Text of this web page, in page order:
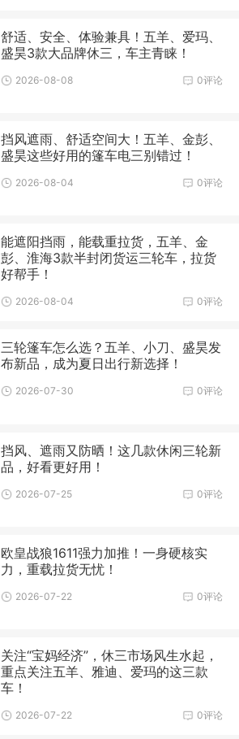
舒适、安全、体验兼具！五羊、爱玛、
盛昊3款大品牌休三，车主青睐！
0评论
2026-08-08
挡风遮雨、舒适空间大！五羊、金彭、
盛昊这些好用的篷车电三别错过！
0评论
2026-08-04
能遮阳挡雨，能载重拉货，五羊、金
彭、淮海3款半封闭货运三轮车，拉货
好帮手！
0评论
2026-08-04
三轮篷车怎么选？五羊、小刀、盛昊发
布新品，成为夏日出行新选择！
0评论
2026-07-30
挡风、遮雨又防晒！这几款休闲三轮新
品，好看更好用！
0评论
2026-07-25
欧皇战狼1611强力加推！一身硬核实
力，重载拉货无忧！
0评论
2026-07-22
关注“宝妈经济”，休三市场风生水起，
重点关注五羊、雅迪、爱玛的这三款
车！
0评论
2026-07-22